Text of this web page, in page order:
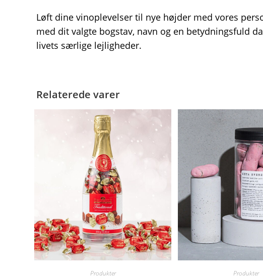
Løft dine vinoplevelser til nye højder med vores
med dit valgte bogstav, navn og en betydningsfuld
livets særlige lejligheder.
Relaterede varer
Produkter Produkter